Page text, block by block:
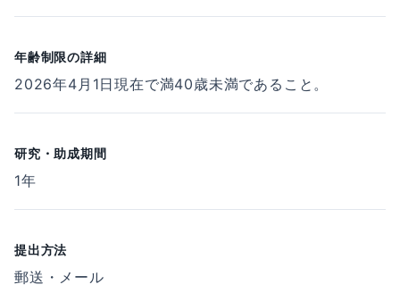
年齢制限の詳細
2026年4月1日現在で満40歳未満であること。
研究・助成期間
1年
提出方法
郵送・メール